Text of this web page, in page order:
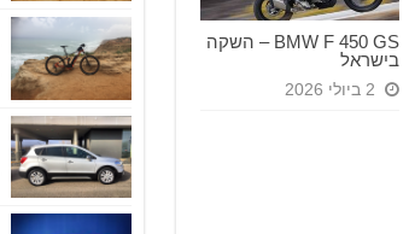
BMW F 450 GS – השקה
בישראל
2 ביולי 2026